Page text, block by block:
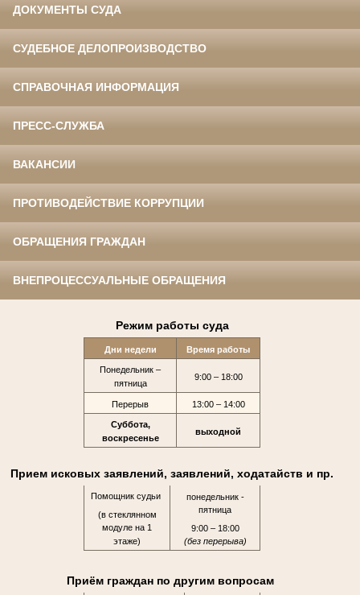
ДОКУМЕНТЫ СУДА
СУДЕБНОЕ ДЕЛОПРОИЗВОДСТВО
СПРАВОЧНАЯ ИНФОРМАЦИЯ
ПРЕСС-СЛУЖБА
ВАКАНСИИ
ПРОТИВОДЕЙСТВИЕ КОРРУПЦИИ
ОБРАЩЕНИЯ ГРАЖДАН
ВНЕПРОЦЕССУАЛЬНЫЕ ОБРАЩЕНИЯ
Режим работы суда
Дни недели Время работы
Понедельник –
пятница
9:00 – 18:00
Перерыв 13:00 – 14:00
Суббота,
воскресенье
выходной
Прием исковых заявлений, заявлений, ходатайств и пр.
Помощник судьи
(в стеклянном
модуле на 1
этаже)
понедельник -
пятница
9:00 – 18:00
(без перерыва)
Приём граждан по другим вопросам